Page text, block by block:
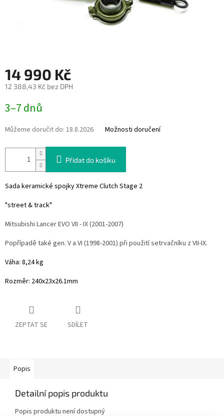
14 990 Kč
12 388,43 Kč bez DPH
cena:
3–7 dnů
Můžeme doručit do: 18.8.2026 Možnosti doručení
Přidat do košíku
Sada keramické spojky Xtreme Clutch Stage 2
"street & track"
Mitsubishi Lancer EVO VII - IX (2001-2007)
Popřípadě také gen. V a VI (1998-2001) při použití setrvačníku z VII-IX.
Váha: 8,24 kg
Rozměr: 240x23x26.1mm
ZEPTAT SE SDÍLET
Popis
Detailní popis produktu
Popis produktu není dostupný